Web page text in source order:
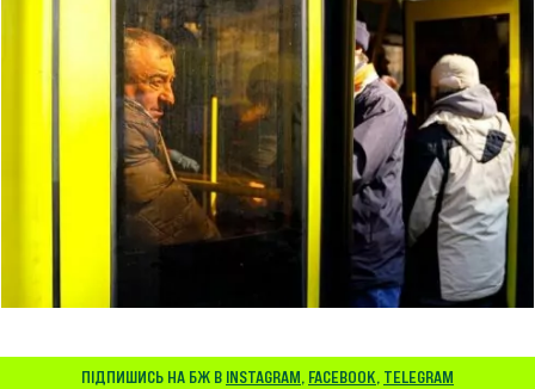
ПІДПИШИСЬ НА БЖ В INSTAGRAM, FACEBOOK, TELEGRAM